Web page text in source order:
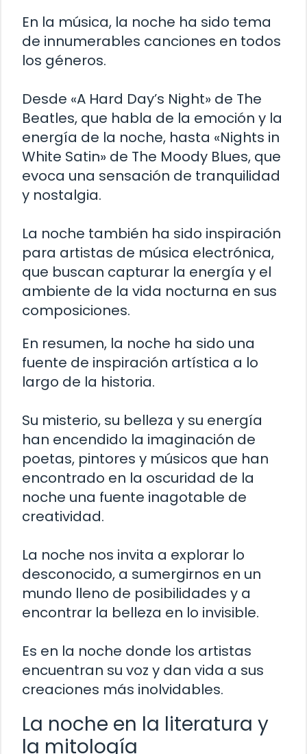
En la música, la noche ha sido tema
de innumerables canciones en todos
los géneros.
Desde «A Hard Day’s Night» de The
Beatles, que habla de la emoción y la
energía de la noche, hasta «Nights in
White Satin» de The Moody Blues, que
evoca una sensación de tranquilidad
y nostalgia.
La noche también ha sido inspiración
para artistas de música electrónica,
que buscan capturar la energía y el
ambiente de la vida nocturna en sus
composiciones.
En resumen, la noche ha sido una
fuente de inspiración artística a lo
largo de la historia.
Su misterio, su belleza y su energía
han encendido la imaginación de
poetas, pintores y músicos que han
encontrado en la oscuridad de la
noche una fuente inagotable de
creatividad.
La noche nos invita a explorar lo
desconocido, a sumergirnos en un
mundo lleno de posibilidades y a
encontrar la belleza en lo invisible.
Es en la noche donde los artistas
encuentran su voz y dan vida a sus
creaciones más inolvidables.
La noche en la literatura y
la mitología